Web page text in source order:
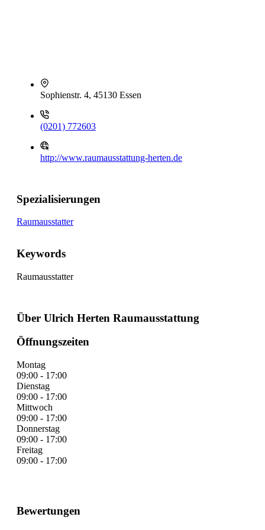
Sophienstr. 4, 45130 Essen
(0201) 772603
http://www.raumausstattung-herten.de
Spezialisierungen
Raumausstatter
Keywords
Raumausstatter
Über Ulrich Herten Raumausstattung
Öffnungszeiten
Montag
09:00 - 17:00
Dienstag
09:00 - 17:00
Mittwoch
09:00 - 17:00
Donnerstag
09:00 - 17:00
Freitag
09:00 - 17:00
Bewertungen